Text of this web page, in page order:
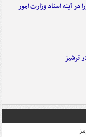
آینه اسناد وزارت امور
ترشیز